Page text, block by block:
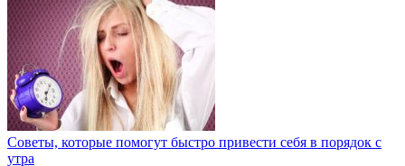
Советы, которые помогут быстро привести себя в порядок с
утра